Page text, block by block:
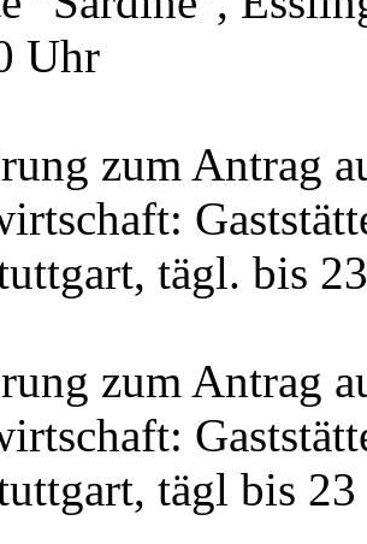
Uhr
zum Antrag
tägl. bis
zum Antrag
tägl bis